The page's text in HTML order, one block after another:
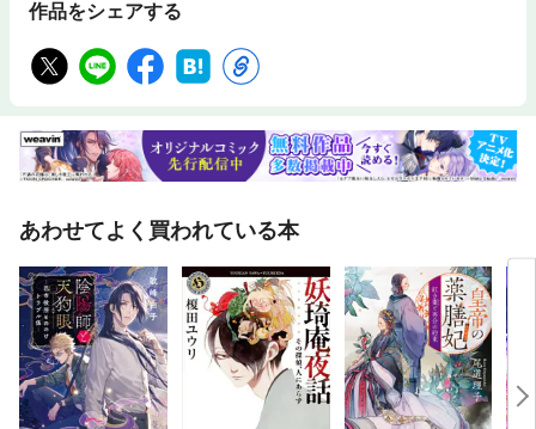
作品をシェアする
あわせてよく買われている本